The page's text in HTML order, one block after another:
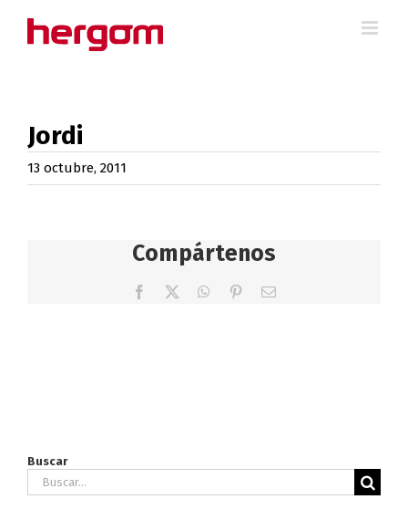
Jordi
13 octubre, 2011
Compártenos
Facebook WhatsApp
PinterestCorreo
Buscar
Buscar: